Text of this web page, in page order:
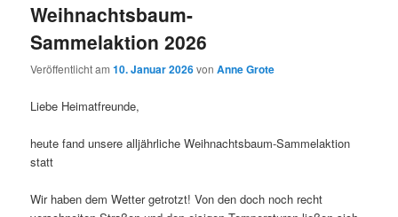
Weihnachtsbaum-
Sammelaktion 2026
Veröffentlicht am10. Januar 2026vonAnne Grote
Liebe Heimatfreunde,
heute fand unsere alljährliche Weihnachtsbaum-Sammelaktion
statt
Wir haben dem Wetter getrotzt! Von den doch noch recht